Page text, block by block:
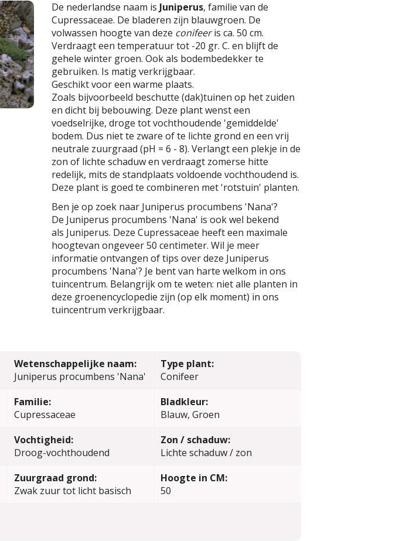
De nederlandse naam is Juniperus, familie van de
Cupressaceae. De bladeren zijn blauwgroen. De
volwassen hoogte van deze conifeeris ca. 50 cm.
Verdraagt een temperatuur tot -20 gr. C. en blijft de
gehele winter groen. Ook als bodembedekker te
gebruiken. Is matig verkrijgbaar.
Geschikt voor een warme plaats.
Zoals bijvoorbeeld beschutte (dak)tuinen op het zuiden
en dicht bij bebouwing. Deze plant wenst een
voedselrijke, droge tot vochthoudende 'gemiddelde'
bodem. Dus niet te zware of te lichte grond en een vrij
neutrale zuurgraad (pH = 6 - 8). Verlangt een plekje in de
zon of lichte schaduw en verdraagt zomerse hitte
redelijk, mits de standplaats voldoende vochthoudend is.
Deze plant is goed te combineren met 'rotstuin' planten.
Ben je op zoek naar Juniperus procumbens 'Nana'?
De Juniperus procumbens 'Nana' is ook wel bekend
als Juniperus. Deze Cupressaceae heeft een maximale
hoogtevan ongeveer 50 centimeter. Wil je meer
informatie ontvangen of tips over deze Juniperus
procumbens 'Nana'? Je bent van harte welkom in ons
tuincentrum. Belangrijk om te weten: niet alle planten in
deze groenencyclopedie zijn (op elk moment) in ons
tuincentrum verkrijgbaar.
Wetenschappelijke naam:
Juniperus procumbens 'Nana'
Type plant:
Conifeer
Familie:
Cupressaceae
Bladkleur:
Blauw, Groen
Vochtigheid:
Droog-vochthoudend
Zon / schaduw:
Lichte schaduw / zon
Zuurgraad grond:
Zwak zuur tot licht basisch
Hoogte in CM:
50